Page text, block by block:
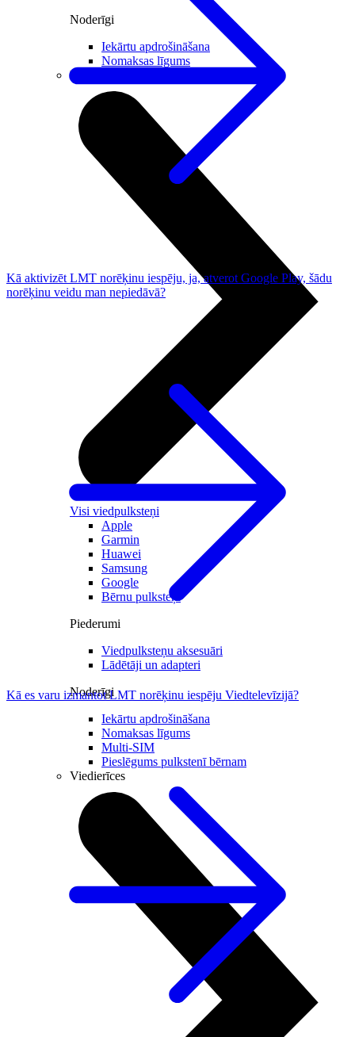
Noderīgi
Iekārtu apdrošināšana
Nomaksas līgums
Viedpulksteņi
Visi viedpulksteņi
Apple
Garmin
Huawei
Samsung
Google
Bērnu pulksteņi
Piederumi
Viedpulksteņu aksesuāri
Lādētāji un adapteri
Noderīgi
Iekārtu apdrošināšana
Nomaksas līgums
Multi-SIM
Pieslēgums pulkstenī bērnam
Viedierīces
Kā aktivizēt LMT norēķinu iespēju, ja, atverot Google Play, šādu
norēķinu veidu man nepiedāvā?
Kā es varu izmantot LMT norēķinu iespēju Viedtelevīzijā?